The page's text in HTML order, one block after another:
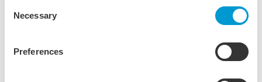
Selection
Necessary
Preferences